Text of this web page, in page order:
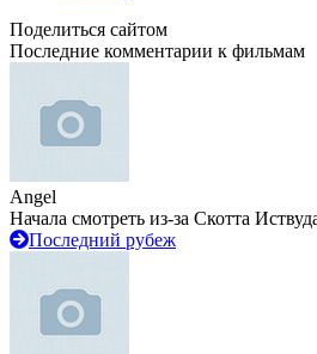
Поделиться сайтом
Последние комментарии к фильмам
Angel
Начала смотреть из-за Скотта
Последний рубеж